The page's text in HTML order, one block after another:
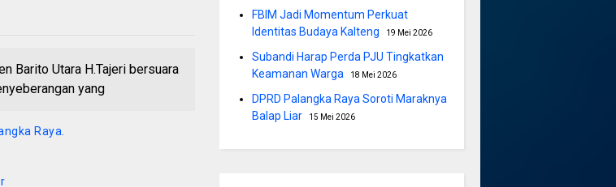
Barito Utara H.Tajeri bersuara
yang
Raya.
FBIM Jadi Momentum Perkuat
Identitas Budaya Kalteng
19 Mei 2026
Subandi Harap Perda PJU Tingkatkan
Keamanan Warga
18 Mei 2026
DPRD Palangka Raya Soroti Maraknya
Balap Liar
15 Mei 2026